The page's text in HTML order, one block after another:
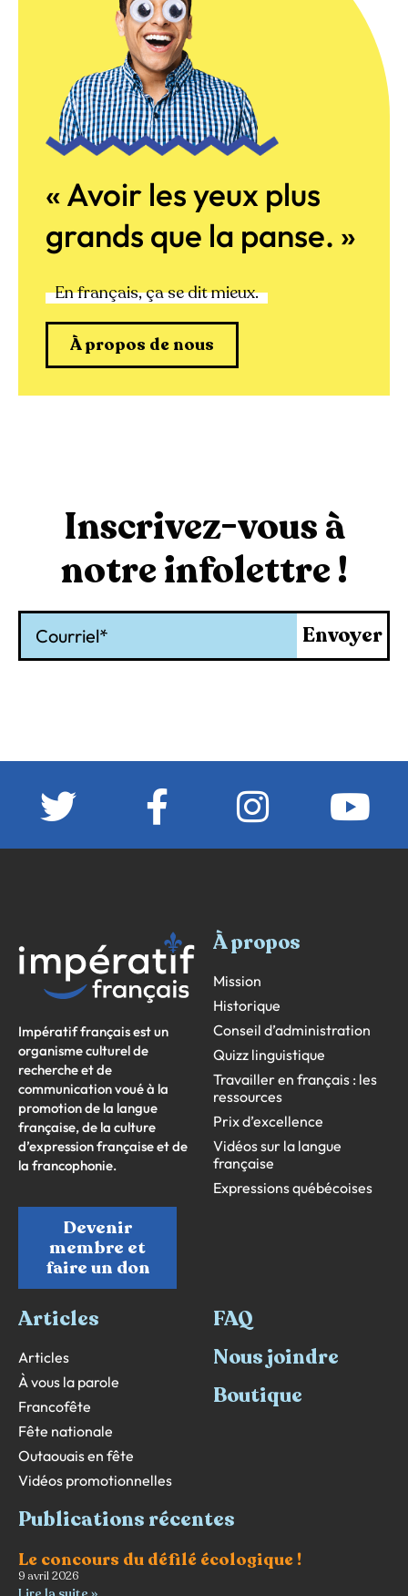
« Avoir les yeux plus
grands que la panse. »
En français, ça se dit mieux.
À propos de nous
Inscrivez-vous à
notre infolettre !
Envoyer
Impératif français est un
organisme culturel de
recherche et de
communication voué à la
promotion de la langue
française, de la culture
d’expression française et de
la francophonie.
Devenir
membre et
faire un don
À propos
Mission
Historique
Conseil d’administration
Quizz linguistique
Travailler en français : les
ressources
Prix d’excellence
Vidéos sur la langue
française
Expressions québécoises
Articles
Articles
À vous la parole
Francofête
Fête nationale
Outaouais en fête
Vidéos promotionnelles
FAQ
Nous joindre
Boutique
Publications récentes
Le concours du défilé écologique !
9 avril 2026